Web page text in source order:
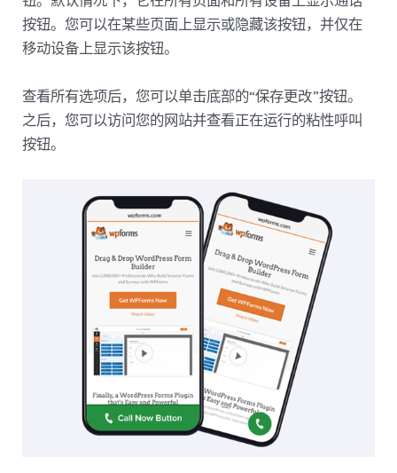
按钮。您可以在某些页面上显示或隐藏该按钮，并仅在
移动设备上显示该按钮。
查看所有选项后，您可以单击底部的“保存更改”按钮。
之后，您可以访问您的网站并查看正在运行的粘性呼叫
按钮。